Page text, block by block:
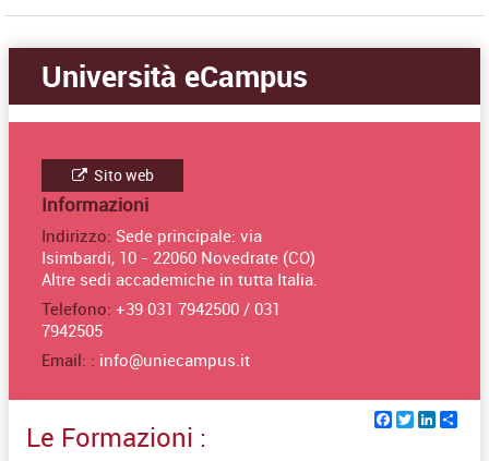
Università eCampus
Sito web
Informazioni
Indirizzo: Sede principale: via
Isimbardi, 10 - 22060 Novedrate (CO)
Altre sedi accademiche in tutta Italia.
Telefono:+39 031 7942500 / 031
7942505
Email: : info@uniecampus.it
Facebook
Twitter
Le Formazioni :